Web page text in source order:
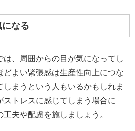
なる
は、周囲からの目が気になってし
どよい緊張感は生産性向上につな
まうという人もいるかもしれま
トレスに感じてしまう場合に
夫や配慮を施しましょう。